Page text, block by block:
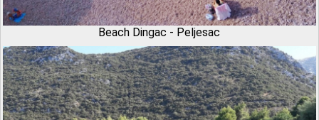
Beach Dingac - Peljesac